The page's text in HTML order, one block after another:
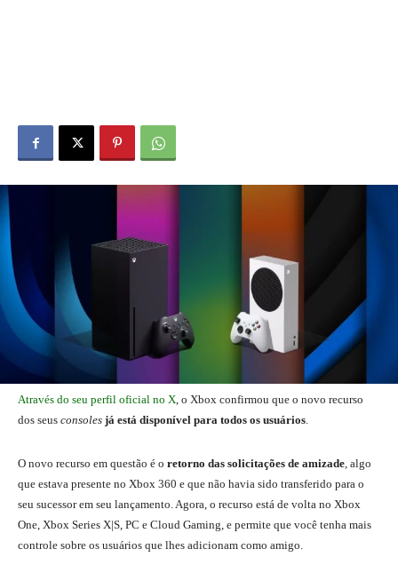
Através do seu perfil oficial no X , o Xbox confirmou que o novo recurso
dos seus consoles já está disponível para todos os usuários
O novo recurso em questão é o retorno das solicitações de amizade , algo
que estava presente no Xbox 360 e que não havia sido transferido para o
seu sucessor em seu lançamento. Agora, o recurso está de volta no Xbox
One, Xbox Series X|S, PC e Cloud Gaming, e permite que você tenha mais
controle sobre os usuários que lhes adicionam como amigo.